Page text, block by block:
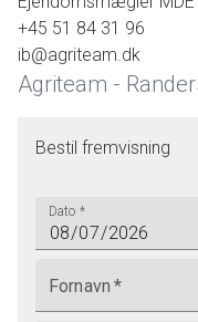
+45 51 84 31 96
ib@agriteam.dk
Agriteam -
Bestil fremvisning
Dato *
Fornavn *